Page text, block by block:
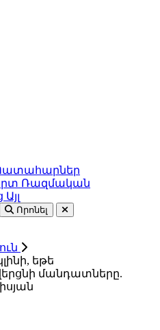
Ռազմական
Այլ
Որոնել
եթե
մանդատները.